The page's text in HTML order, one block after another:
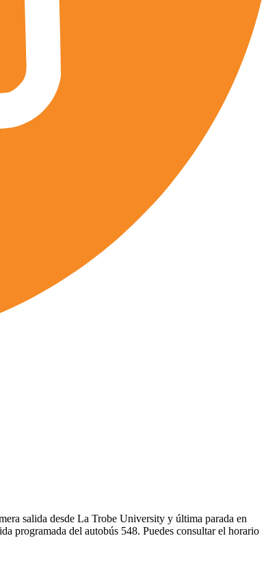
salida desde La Trobe University y última parada en
programada del autobús 548. Puedes consultar el horario